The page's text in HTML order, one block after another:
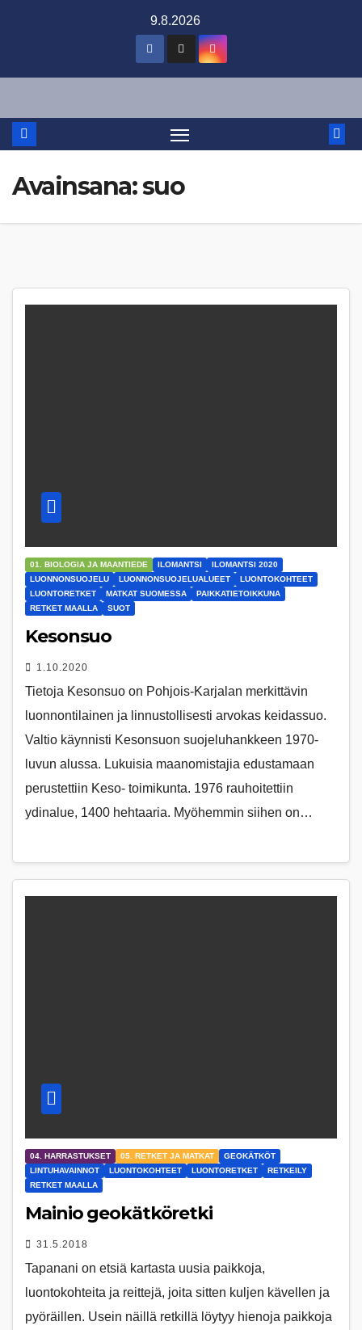
9.8.2026
Avainsana:suo
01. BIOLOGIA JA MAANTIEDE ILOMANTSI
ILOMANTSI 2020
LUONNONSUOJELU
LUONNONSUOJELUALUEET
LUONTOKOHTEET
LUONTORETKET
MATKAT SUOMESSA
PAIKKATIETOIKKUNA
RETKET MAALLA
SUOT
Kesonsuo
1.10.2020
Tietoja Kesonsuo on Pohjois-Karjalan merkittävin
luonnontilainen ja linnustollisesti arvokas keidassuo.
Valtio käynnisti Kesonsuon suojeluhankkeen 1970-
luvun alussa. Lukuisia maanomistajia edustamaan
perustettiin Keso- toimikunta. 1976 rauhoitettiin
ydinalue, 1400 hehtaaria. Myöhemmin siihen on…
04. HARRASTUKSET 05. RETKET JA MATKAT
GEOKÄTKÖT
LINTUHAVAINNOT
LUONTOKOHTEET LUONTORETKET
RETKEILY
RETKET MAALLA
Mainio geokätköretki
31.5.2018
Tapanani on etsiä kartasta uusia paikkoja,
luontokohteita ja reittejä, joita sitten kuljen kävellen ja
pyöräillen. Usein näillä retkillä löytyy hienoja paikkoja